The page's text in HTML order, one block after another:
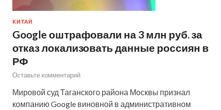
КИТАЙ
Google оштрафовали на 3 млн руб. за
отказ локализовать данные россиян в
РФ
Оставьте комментарий
Мировой суд Таганского района Москвы признал
компанию Google виновной в административном